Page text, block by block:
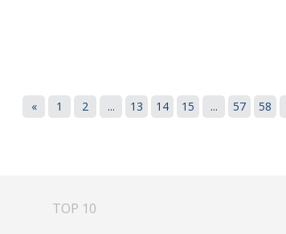
« 1 2 ... 13 14 15 ... 57 58
TOP 10